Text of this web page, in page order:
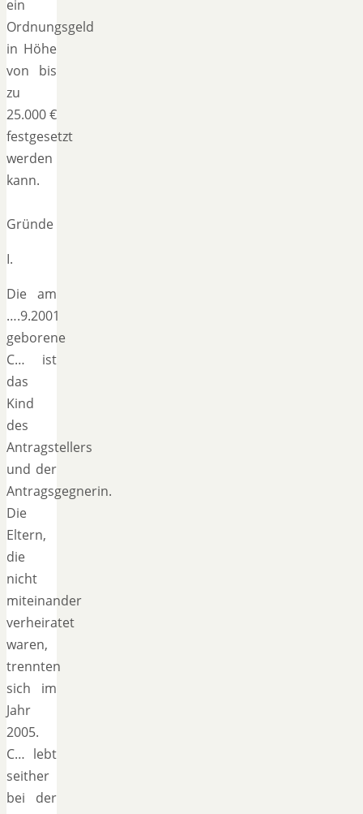
ein
Ordnungsgeld
in Höhe
von bis
zu
25.000 €
festgesetzt
werden
kann.
Gründe
I.
Die am
….9.2001
geborene
C… ist
das
Kind
des
Antragstellers
und der
Antragsgegnerin.
Die
Eltern,
die
nicht
miteinander
verheiratet
waren,
trennten
sich im
Jahr
2005.
C… lebt
seither
bei der